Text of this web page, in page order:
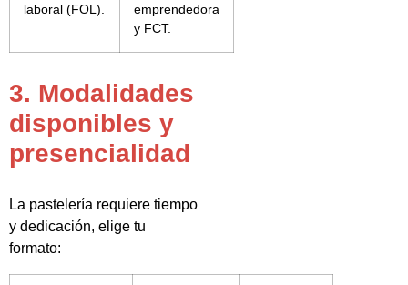
laboral (FOL).
emprendedora
y FCT.
3. Modalidades
disponibles y
presencialidad
La pastelería requiere tiempo
y dedicación, elige tu
formato: